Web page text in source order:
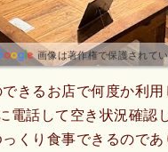
画像は著作権で保護されて
きるお店で何度か利
電話して空き状況確認
くり食事できるので